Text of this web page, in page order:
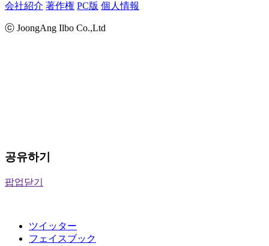
会社紹介 著作権 PC版 個人情報
ⓒ JoongAng Ilbo Co.,Ltd
공유하기
팝업닫기
ツイッター
フェイスブック